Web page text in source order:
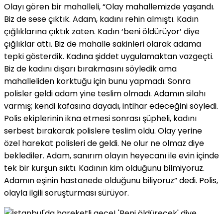
Olayı gören bir mahalleli, “Olay mahallemizde yaşandı.
Biz de sese çıktık. Adam, kadını rehin almıştı. Kadın
çığlıklarına çıktık zaten. Kadın ‘beni öldürüyor’ diye
çığlıklar attı. Biz de mahalle sakinleri olarak adama
tepki gösterdik. Kadına şiddet uygulamaktan vazgeçti.
Biz de kadını dışarı bırakmasını söyledik ama
mahalleliden korktuğu için bunu yapmadı. Sonra
polisler geldi adam yine teslim olmadı. Adamın silahı
varmış; kendi kafasına dayadı, intihar edeceğini söyledi.
Polis ekiplerinin ikna etmesi sonrası şüpheli, kadını
serbest bırakarak polislere teslim oldu. Olay yerine
özel harekat polisleri de geldi. Ne olur ne olmaz diye
beklediler. Adam, sanırım olayın heyecanı ile evin içinde
tek bir kurşun sıktı. Kadının kim olduğunu bilmiyoruz.
Adamın eşinin hastanede olduğunu biliyoruz” dedi. Polis,
olayla ilgili soruşturması sürüyor.